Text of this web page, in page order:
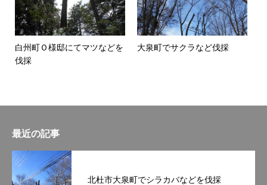
白州町Ｏ様邸にてマツなどを
伐採
大泉町でサクラなど伐採
最近の記事
北杜市大泉町でシラカバなどを伐採